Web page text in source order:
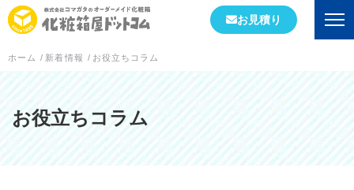
会社情報
初めての方へ
会社概要
お見積り
ホーム / 新着情報 / お役立ちコラム
お役立ちコラム